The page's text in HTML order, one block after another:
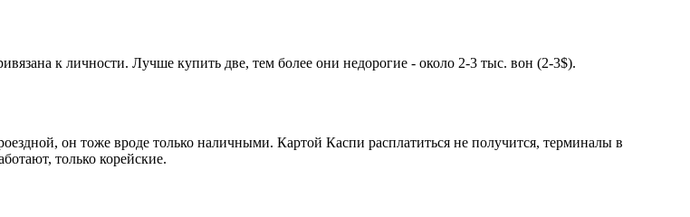
к личности. Лучше купить две, тем более они недорогие - около 2-3 тыс. вон (2-3$).
он тоже вроде только наличными. Картой Каспи расплатиться не получится, терминалы в
только корейские.